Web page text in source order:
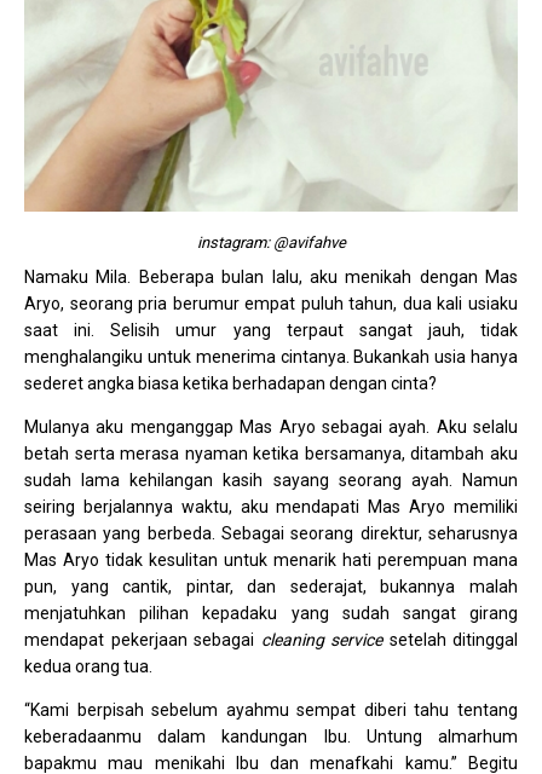
instagram: @avifahve
Namaku Mila. Beberapa bulan lalu, aku menikah dengan Mas
Aryo, seorang pria berumur empat puluh tahun, dua kali usiaku
saat ini. Selisih umur yang terpaut sangat jauh, tidak
menghalangiku untuk menerima cintanya. Bukankah usia hanya
sederet angka biasa ketika berhadapan dengan cinta?
Mulanya aku menganggap Mas Aryo sebagai ayah. Aku selalu
betah serta merasa nyaman ketika bersamanya, ditambah aku
sudah lama kehilangan kasih sayang seorang ayah. Namun
seiring berjalannya waktu, aku mendapati Mas Aryo memiliki
perasaan yang berbeda. Sebagai seorang direktur, seharusnya
Mas Aryo tidak kesulitan untuk menarik hati perempuan mana
pun, yang cantik, pintar, dan sederajat, bukannya malah
menjatuhkan pilihan kepadaku yang sudah sangat girang
mendapat pekerjaan sebagai cleaning service setelah ditinggal
kedua orang tua.
“Kami berpisah sebelum ayahmu sempat diberi tahu tentang
keberadaanmu dalam kandungan Ibu. Untung almarhum
bapakmu mau menikahi Ibu dan menafkahi kamu.” Begitu